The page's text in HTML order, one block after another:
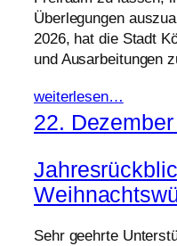
Überlegungen
2026, hat die Stadt
und Ausarbeitungen
weiterlesen…
22.
Sehr geehrte